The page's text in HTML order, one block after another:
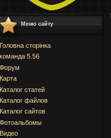
Меню сайту
Головна сторінка
команда 5.56
Форум
Карта
Каталог статей
Каталог файлов
Каталог сайтов
Фотоальбомы
Видео